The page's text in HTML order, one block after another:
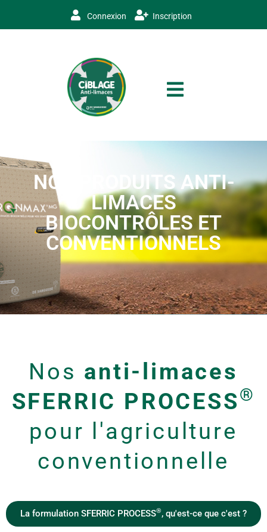
Connexion Inscription
NOS PRODUITS ANTI-
LIMACES
BIOCONTRÔLES ET
CONVENTIONNELS
Nos anti-limaces
SFERRIC PROCESS®
pour l'agriculture
conventionnelle
La formulation SFERRIC PROCESS®, qu'est-ce que c'est ?